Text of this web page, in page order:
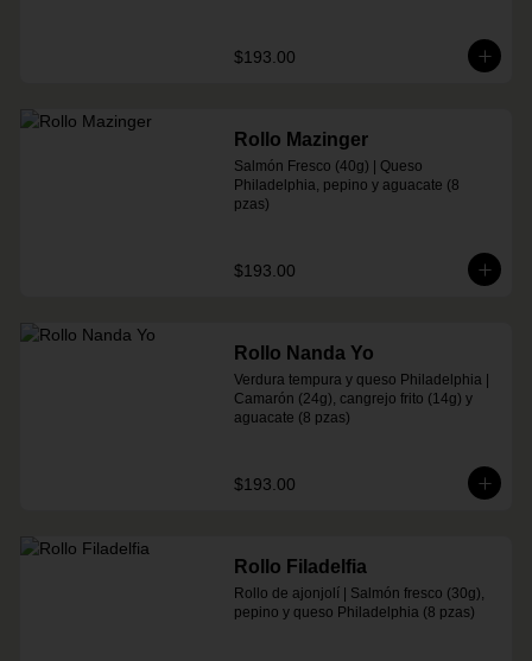
$193.00
Rollo Mazinger
Salmón Fresco (40g) | Queso
Philadelphia, pepino y aguacate (8
pzas)
$193.00
Rollo Nanda Yo
Verdura tempura y queso Philadelphia |
Camarón (24g), cangrejo frito (14g) y
aguacate (8 pzas)
$193.00
Rollo Filadelfia
Rollo de ajonjolí | Salmón fresco (30g),
pepino y queso Philadelphia (8 pzas)